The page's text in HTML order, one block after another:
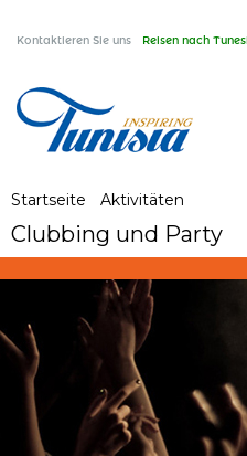
Direkt
Kontaktieren Sie uns Reisen nach
Sie
sind
hier
Startseite Aktivitäten
Clubbing und Party